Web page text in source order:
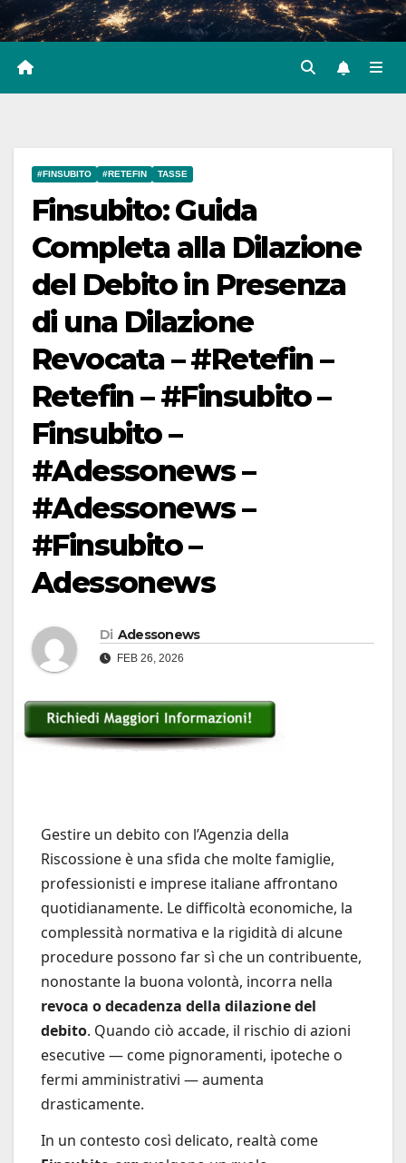
#FINSUBITO #RETEFIN TASSE
Finsubito: Guida
Completa alla Dilazione
del Debito in Presenza
di una Dilazione
Revocata – #Retefin –
Retefin – #Finsubito –
Finsubito –
#Adessonews –
#Adessonews –
#Finsubito –
Adessonews
Di Adessonews
FEB 26, 2026
Gestire un debito con l’Agenzia della
Riscossione è una sfida che molte famiglie,
professionisti e imprese italiane affrontano
quotidianamente. Le difficoltà economiche, la
complessità normativa e la rigidità di alcune
procedure possono far sì che un contribuente,
nonostante la buona volontà, incorra nella
revoca o decadenza della dilazione del
debito. Quando ciò accade, il rischio di azioni
esecutive — come pignoramenti, ipoteche o
fermi amministrativi — aumenta
drasticamente.
In un contesto così delicato, realtà come